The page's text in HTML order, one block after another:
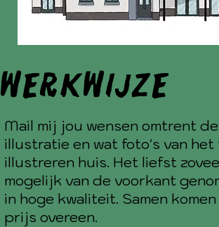
Werkwijze
Mail mij jou wensen omtrent de
illustratie en wat foto's van het
illustreren huis. Het liefst
mogelijk van de voorkant
in hoge kwaliteit. Samen komen
prijs overeen.